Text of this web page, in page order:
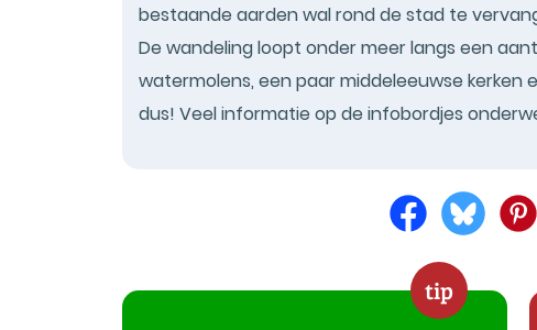
bestaande aarden wal rond de stad te
De wandeling loopt onder meer langs een
watermolens, een paar middeleeuwse
dus! Veel informatie op de infobordjes
tip